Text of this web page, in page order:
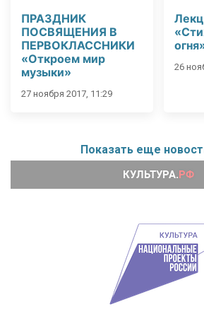
ПРАЗДНИК
ПОСВЯЩЕНИЯ В
ПЕРВОКЛАССНИКИ
«Откроем мир
музыки»
27 ноября 2017, 11:29
26
Показать еще